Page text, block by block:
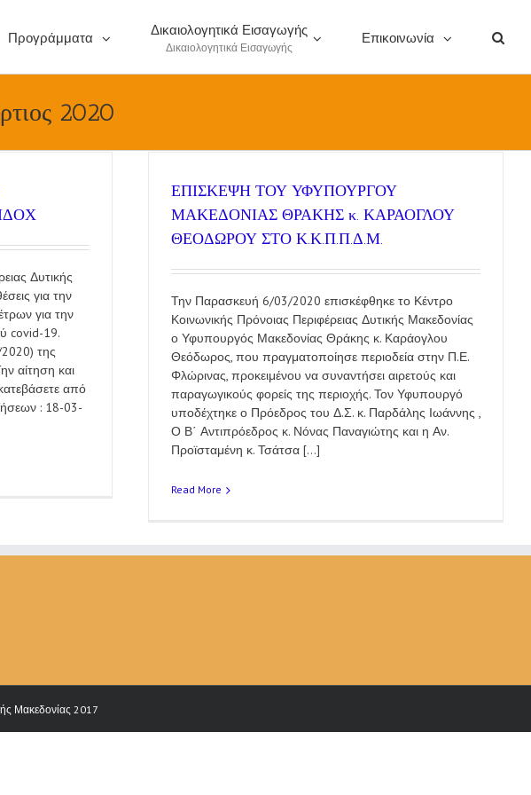
Προγράμματα
Δικαιολογητικά Εισαγωγής
Δικαιολογητικά Εισαγωγής
Επικοινωνία
2020
Δυτικής
για την
για την
covid-19.
της
αίτηση και
από
: 18-03-
ΕΠΙΣΚΕΨΗ ΤΟΥ ΥΦΥΠΟΥΡΓΟΥ
ΜΑΚΕΔΟΝΙΑΣ ΘΡΑΚΗΣ κ. ΚΑΡΑΟΓΛΟΥ
ΘΕΟΔΩΡΟΥ ΣΤΟ Κ.Κ.Π.Π.Δ.Μ.
Την Παρασκευή 6/03/2020 επισκέφθηκε το Κέντρο
Κοινωνικής Πρόνοιας Περιφέρειας Δυτικής Μακεδονίας
ο Υφυπουργός Μακεδονίας Θράκης κ. Καράογλου
Θεόδωρος, που πραγματοποίησε περιοδεία στην Π.Ε.
Φλώρινας, προκειμένου να συναντήσει αιρετούς και
παραγωγικούς φορείς της περιοχής. Τον Υφυπουργό
υποδέχτηκε ο Πρόεδρος του Δ.Σ. κ. Παρδάλης Ιωάννης ,
Ο Β΄ Αντιπρόεδρος κ. Νόνας Παναγιώτης και η Αν.
Προϊσταμένη κ. Τσάτσα [...]
Read More
Μακεδονίας 2017